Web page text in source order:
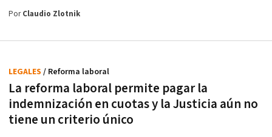
PorClaudio Zlotnik
La reforma laboral permite pagar la
indemnización en cuotas y la Justicia aún no
tiene un criterio único
LEGALES / Reforma laboral